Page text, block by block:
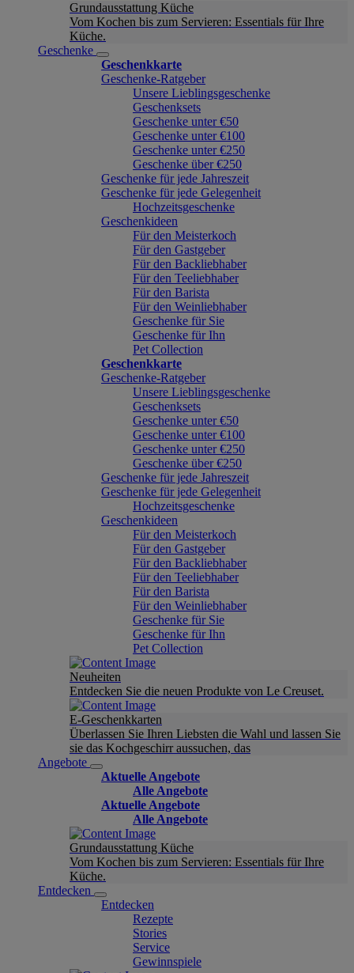
Grundausstattung Küche
Vom Kochen bis zum Servieren: Essentials für Ihre
Küche.
Geschenke
Geschenkkarte
Geschenke-Ratgeber
Unsere Lieblingsgeschenke
Geschenksets
Geschenke unter €50
Geschenke unter €100
Geschenke unter €250
Geschenke über €250
Geschenke für jede Jahreszeit
Geschenke für jede Gelegenheit
Hochzeitsgeschenke
Geschenkideen
Für den Meisterkoch
Für den Gastgeber
Für den Backliebhaber
Für den Teeliebhaber
Für den Barista
Für den Weinliebhaber
Geschenke für Sie
Geschenke für Ihn
Pet Collection
Geschenkkarte
Geschenke-Ratgeber
Unsere Lieblingsgeschenke
Geschenksets
Geschenke unter €50
Geschenke unter €100
Geschenke unter €250
Geschenke über €250
Geschenke für jede Jahreszeit
Geschenke für jede Gelegenheit
Hochzeitsgeschenke
Geschenkideen
Für den Meisterkoch
Für den Gastgeber
Für den Backliebhaber
Für den Teeliebhaber
Für den Barista
Für den Weinliebhaber
Geschenke für Sie
Geschenke für Ihn
Pet Collection
Neuheiten
Entdecken Sie die neuen Produkte von Le Creuset.
E-Geschenkkarten
Überlassen Sie Ihren Liebsten die Wahl und lassen Sie
sie das Kochgeschirr aussuchen, das
Angebote
Aktuelle Angebote
Alle Angebote
Aktuelle Angebote
Alle Angebote
Grundausstattung Küche
Vom Kochen bis zum Servieren: Essentials für Ihre
Küche.
Entdecken
Entdecken
Rezepte
Stories
Service
Gewinnspiele